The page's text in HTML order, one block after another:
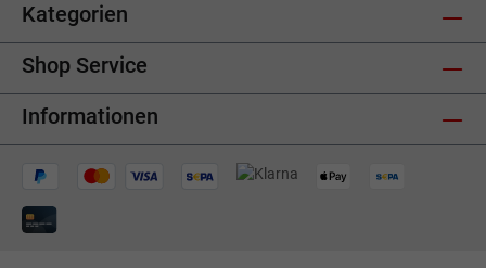
Kategorien
Shop Service
Informationen